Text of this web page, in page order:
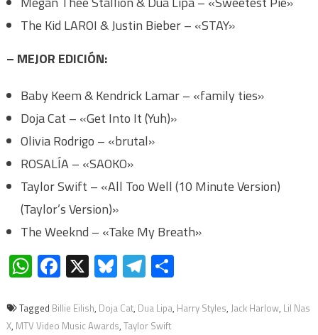
The Kid LAROI & Justin Bieber – «STAY»
– MEJOR EDICIÓN:
Baby Keem & Kendrick Lamar – «family ties»
Doja Cat – «Get Into It (Yuh)»
Olivia Rodrigo – «brutal»
ROSALÍA – «SAOKO»
Taylor Swift – «All Too Well (10 Minute Version)
(Taylor’s Version)»
The Weeknd – «Take My Breath»
WhatsApp
Facebook
X BlueskyTelegram
Compartir
Tagged Billie Eilish, Doja Cat, Dua Lipa, Harry Styles, Jack Harlow, Lil Nas
X, MTV Video Music Awards, Taylor Swift